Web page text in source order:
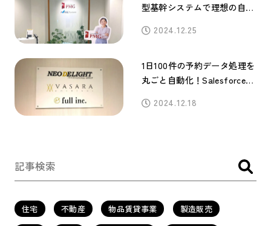
型基幹システムで理想の自動
に
2024.12.25
1日100件の予約データ処理を
丸ごと自動化！Salesforceと
2024.12.18
住宅 不動産 物品賃貸事業 製造販売